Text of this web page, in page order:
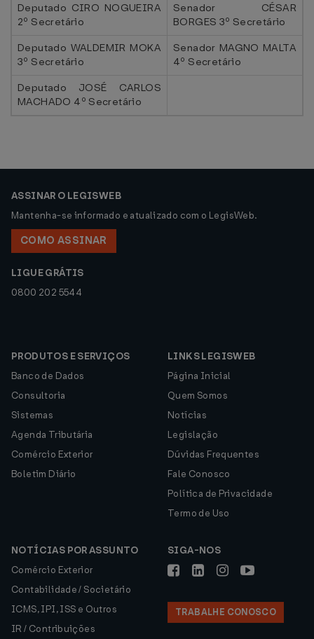
Deputado CIRO NOGUEIRA
2º Secretário
Senador CÉSAR
BORGES 3º Secretário
Deputado WALDEMIR MOKA
3º Secretário
Senador MAGNO MALTA
4º Secretário
Deputado JOSÉ CARLOS
MACHADO 4º Secretário
ASSINAR O LEGISWEB
Mantenha-se informado e atualizado com o LegisWeb.
COMO ASSINAR
LIGUE GRÁTIS
0800 202 5544
PRODUTOS E SERVIÇOS
Banco de Dados
Consultoria
Sistemas
Agenda Tributária
Comércio Exterior
Boletim Diário
LINKS LEGISWEB
Página Inicial
Quem Somos
Notícias
Legislação
Dúvidas Frequentes
Fale Conosco
Política de Privacidade
Termo de Uso
NOTÍCIAS POR ASSUNTO
Comércio Exterior
Contabilidade / Societário
ICMS, IPI, ISS e Outros
IR / Contribuições
SIGA-NOS
TRABALHE CONOSCO